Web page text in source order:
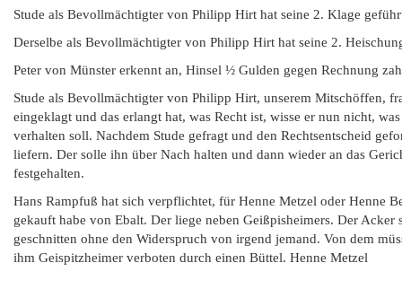
Stude als Bevollmächtigter von Philipp Hirt hat seine 2. Klage
Derselbe als Bevollmächtigter von Philipp Hirt hat seine 2.
Peter von Münster erkennt an, Hinsel ½ Gulden gegen Rechnung
Stude als Bevollmächtigter von Philipp Hirt, unserem Mitschöffen,
eingeklagt und das erlangt hat, was Recht ist, wisse er nun nicht,
verhalten soll. Nachdem Stude gefragt und den Rechtsentscheid
liefern. Der solle ihn über Nach halten und dann wieder an das
festgehalten.
Hans Rampfuß hat sich verpflichtet, für Henne Metzel oder Henne
gekauft habe von Ebalt. Der liege neben Geißpisheimers. Der
geschnitten ohne den Widerspruch von irgend jemand. Von dem
ihm Geispitzheimer verboten durch einen Büttel. Henne Metzel